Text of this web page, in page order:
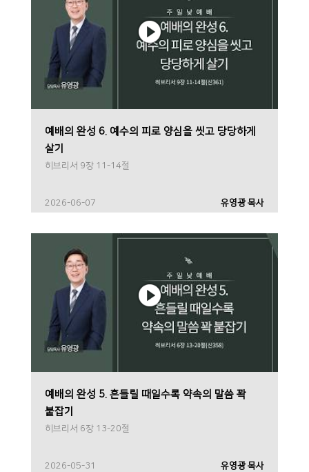
예배의 완성 6. 예수의 피로 양심을 씻고 당당하게
살기
히브리서 9장 11-14절
2026-06-07 유영광 목사
예배의 완성 5. 흔들릴 때일수록 약속의 말씀 꽉
붙잡기
히브리서 6장 13-20절
2026-05-31 유영광 목사